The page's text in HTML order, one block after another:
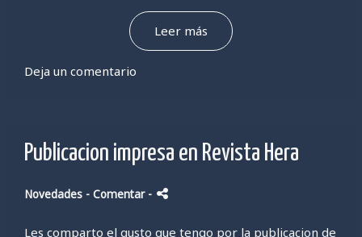
Leer más
Deja un comentario
Publicacion impresa en Revista Hera
Novedades - Comentar -
Les comparto el gusto que tengo por la publicacion de